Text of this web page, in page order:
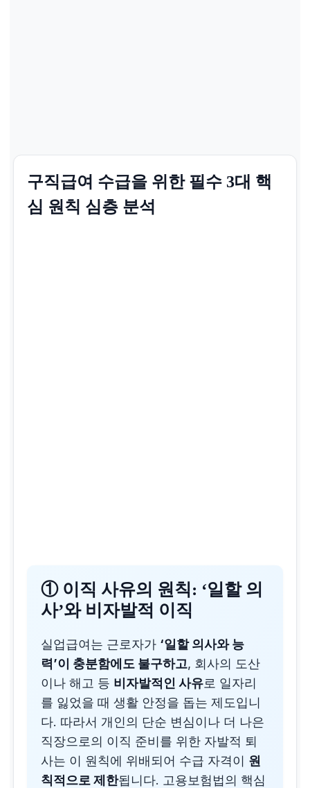
구직급여 수급을 위한 필수 3대 핵
심 원칙 심층 분석
①이직 사유의 원칙: ‘일할 의
사’와 비자발적 이직
실업급여는 근로자가 ‘일할 의사와 능
력’이 충분함에도 불구하고, 회사의 도산
이나 해고 등 비자발적인 사유로 일자리
를 잃었을 때 생활 안정을 돕는 제도입니
다. 따라서 개인의 단순 변심이나 더 나은
직장으로의 이직 준비를 위한 자발적 퇴
사는 이 원칙에 위배되어 수급 자격이 원
칙적으로 제한됩니다. 고용보험법의 핵심